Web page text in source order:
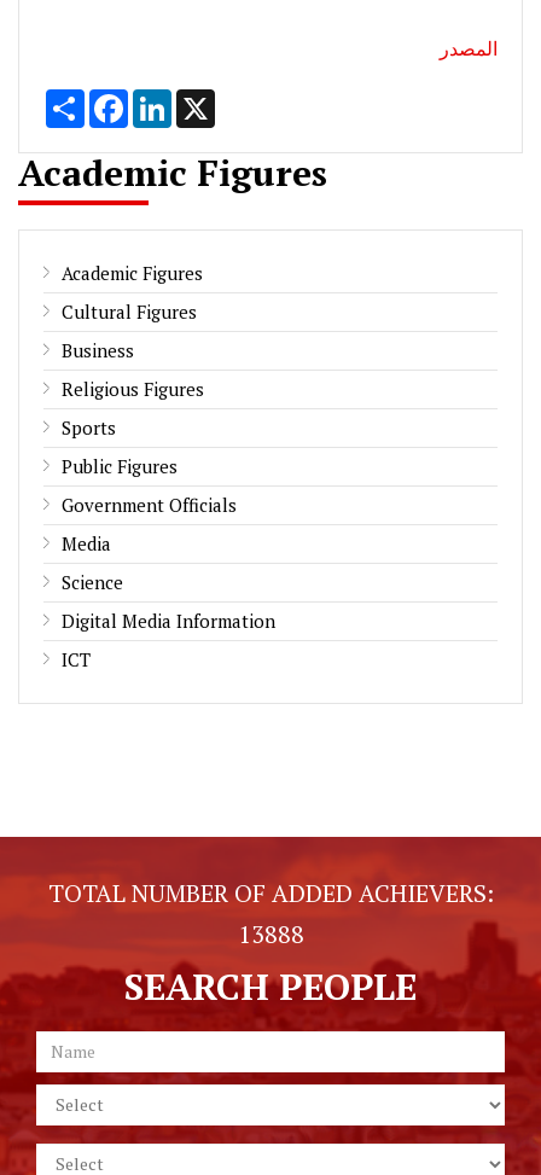
المصدر
Share FacebookLinkedIn
Academic Figures
Academic Figures
Cultural Figures
Business
Religious Figures
Sports
Public Figures
Government Officials
Media
Science
Digital Media Information
ICT
TOTAL NUMBER OF ADDED ACHIEVERS:
13888
SEARCH PEOPLE